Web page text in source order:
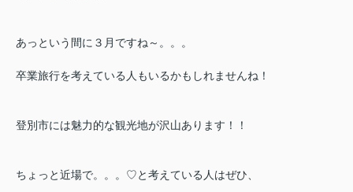
あっという間に３月ですね～。。。
卒業旅行を考えている人もいるかもしれませんね！
登別市には魅力的な観光地が沢山あります！！
ちょっと近場で。。。♡と考えている人はぜひ、